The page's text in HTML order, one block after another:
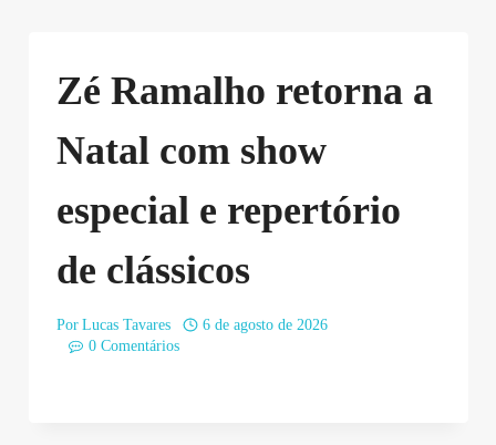
Zé Ramalho retorna a
Natal com show
especial e repertório
de clássicos
Por Lucas Tavares
6 de agosto de 2026
0 Comentários